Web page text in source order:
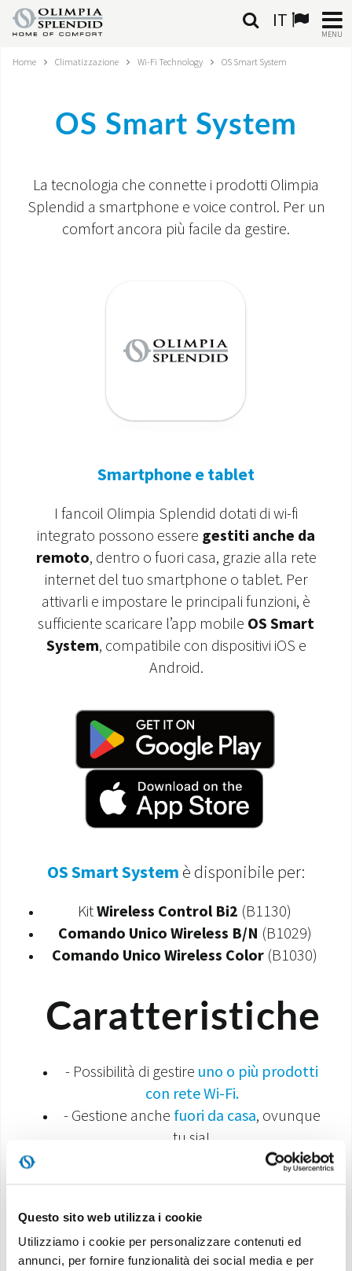
Questo sito web utilizza i cookie
Utilizziamo i cookie per personalizzare contenuti ed
annunci, per fornire funzionalità dei social media e per
IT
MENU
ITALIANO
RISCALDAMENTO
TRATTAMENTO ARIA
INCENTIVI E DETRAZIONI
AREA DOWNLOAD
Home Climatizzazione Wi-Fi Technology OS Smart System
OS Smart System
La tecnologia che connette i prodotti Olimpia
Splendid a smartphone e voice control. Per un
comfort ancora più facile da gestire.
Smartphone e tablet
I fancoil Olimpia Splendid dotati di wi-fi
integrato possono essere gestiti anche da
remoto, dentro o fuori casa, grazie alla rete
internet del tuo smartphone o tablet. Per
attivarli e impostare le principali funzioni, è
sufficiente scaricare l’app mobile OS Smart
System, compatibile con dispositivi iOS e
Android.
OS Smart System è disponibile per:
KitWireless Control Bi2 (B1130)
Comando Unico Wireless B/N (B1029)
Comando Unico Wireless Color (B1030)
Caratteristiche
- Possibilità di gestire uno o più prodotti
con rete Wi-Fi.
- Gestione anche fuori da casa, ovunque
tu sia!
- Visualizzazione della temperatura
- Timer settimanale ad
modalità e set point fissi.